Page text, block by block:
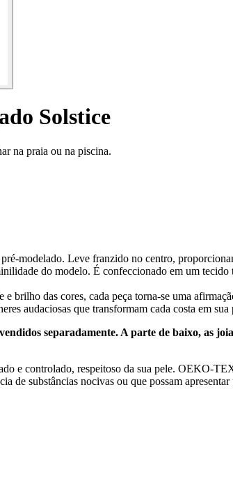
Solstice
na praia ou na piscina.
modelado. Leve franzido no centro,
do modelo. É confeccionado em um
brilho das cores, cada peça torna-se uma
audaciosas que transformam cada costa em sua
separadamente. A parte de baixo, as
e controlado, respeitoso da sua pele. OEKO-
de substâncias nocivas ou que possam apresentar